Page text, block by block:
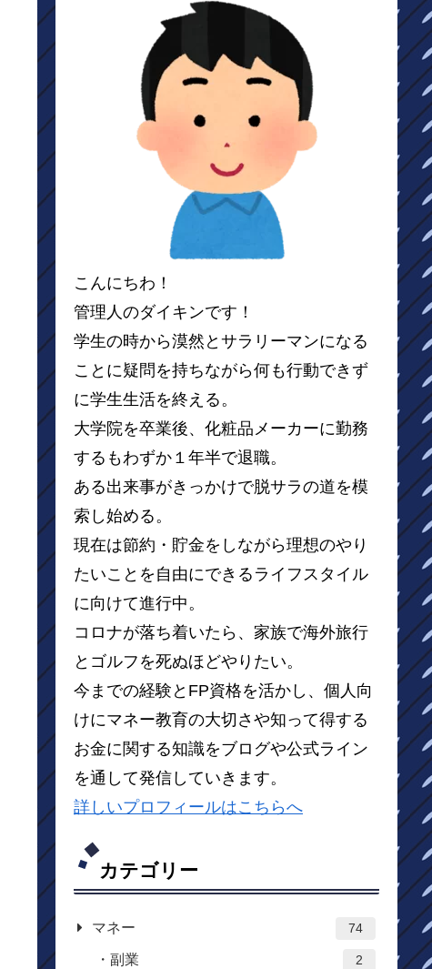
こんにちわ！
管理人のダイキンです！
学生の時から漠然とサラリーマンになる
ことに疑問を持ちながら何も行動できず
に学生生活を終える。
大学院を卒業後、化粧品メーカーに勤務
するもわずか１年半で退職。
ある出来事がきっかけで脱サラの道を模
索し始める。
現在は節約・貯金をしながら理想のやり
たいことを自由にできるライフスタイル
に向けて進行中。
コロナが落ち着いたら、家族で海外旅行
とゴルフを死ぬほどやりたい。
今までの経験とFP資格を活かし、個人向
けにマネー教育の大切さや知って得する
お金に関する知識をブログや公式ライン
を通して発信していきます。
詳しいプロフィールはこちらへ
カテゴリー
マネー 74
副業 2